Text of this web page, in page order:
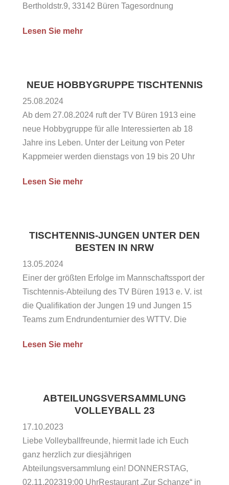
Bertholdstr.9, 33142 Büren Tagesordnung
Jahr 2023 Bericht des 1. Vorsitzenden / Ehrungen
Neuwahlen: 1. Vorsitzender, Geschäftsführer,
Sozialwart, Bestätigung der in...
Lesen Sie mehr
NEUE HOBBYGRUPPE TISCHTENNIS
25.08.2024
Ab dem 27.08.2024 ruft der TV Büren 1913 eine
neue Hobbygruppe für alle Interessierten ab 18
Jahre ins Leben. Unter der Leitung von Peter
Kappmeier werden dienstags von 19 bis 20 Uhr
angeboten. Anschließend sowie freitags ab 19 Uhr
Lesen Sie mehr
TISCHTENNIS-JUNGEN UNTER DEN
BESTEN IN NRW
13.05.2024
Einer der größten Erfolge im Mannschaftssport der
Tischtennis-Abteilung des TV Büren 1913 e. V. ist
die Qualifikation der Jungen 19 und Jungen 15
Teams zum Endrundenturnier des WTTV. Die
Meisterschaft in der NRW-Liga Gruppe 1 für die
Lesen Sie mehr
ABTEILUNGSVERSAMMLUNG
VOLLEYBALL 23
17.10.2023
Liebe Volleyballfreunde, hiermit lade ich Euch
ganz herzlich zur diesjährigen
Abteilungsversammlung ein! DONNERSTAG,
02.11.202319:00 UhrRestaurant „Zur Schanze“ in